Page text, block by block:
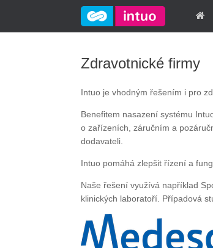
Zdravotnické firmy
Intuo je vhodným řešením i pro
Benefitem nasazení systému
o zařízeních, záručním a
dodavateli.
Intuo pomáhá zlepšit řízení a
Naše řešení využívá například
klinických laboratoří. Případová